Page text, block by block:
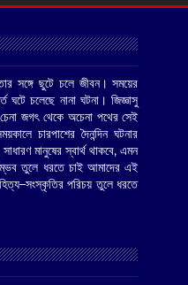
সঙ্গে ছুটে চলে জীবন। সময়ের
ঘটে চলেছে নানা ঘটনা। জিজ্ঞাসু
জগৎ থেকে অচেনা পথের সেই
চারপাশের দৈনন্দিন ঘটনার
মানুষের স্বার্থ থাকবে, এমন
তুলে ধরতে চাই আমাদের এই
পরিচয় তুলে ধরতে